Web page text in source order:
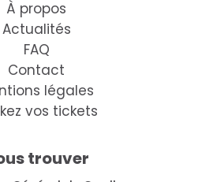
À propos
Actualités
FAQ
Contact
légales
vos tickets
trouver